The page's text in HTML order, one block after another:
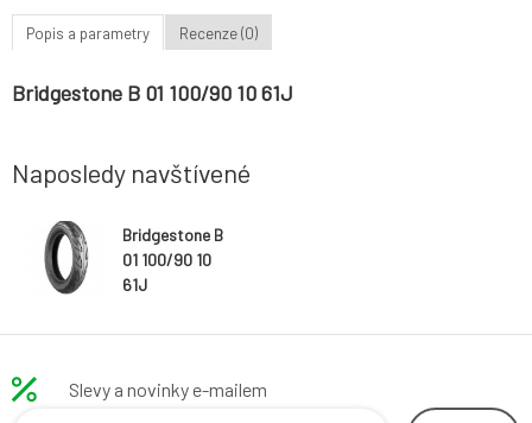
Popis a parametry Recenze (0)
Bridgestone B 01 100/90 10 61J
Naposledy navštívené
Bridgestone B
01 100/90 10
61J
Slevy a novinky e-mailem